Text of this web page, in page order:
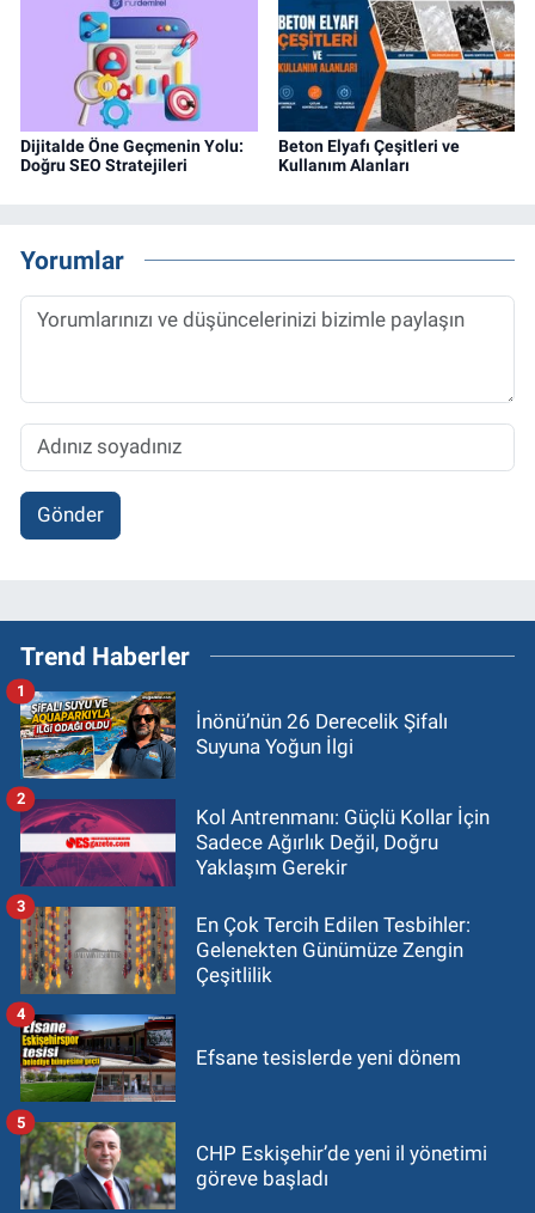
Dijitalde Öne Geçmenin Yolu:
Doğru SEO Stratejileri
Beton Elyafı Çeşitleri ve
Kullanım Alanları
Yorumlar
Gönder
Trend Haberler
İnönü’nün 26 Derecelik Şifalı
Suyuna Yoğun İlgi
1
Kol Antrenmanı: Güçlü Kollar İçin
Sadece Ağırlık Değil, Doğru
Yaklaşım Gerekir
2
En Çok Tercih Edilen Tesbihler:
Gelenekten Günümüze Zengin
Çeşitlilik
3
Efsane tesislerde yeni dönem
4
CHP Eskişehir’de yeni il yönetimi
göreve başladı
5